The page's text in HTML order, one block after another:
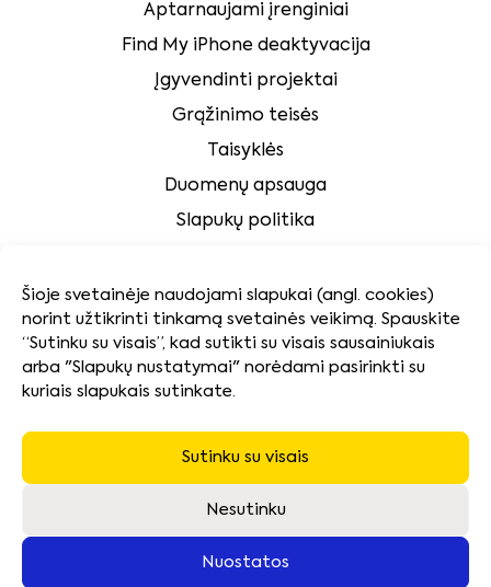
Šioje svetainėje naudojami slapukai (angl. cookies)
norint užtikrinti tinkamą svetainės veikimą. Spauskite
“Sutinku su visais”, kad sutikti su visais sausainiukais
arba "Slapukų nustatymai" norėdami pasirinkti su
kuriais slapukais sutinkate.
Sutinku su visais
Nesutinku
Nuostatos
Aptarnaujami įrenginiai
Find My iPhone deaktyvacija
Įgyvendinti projektai
Grąžinimo teisės
Taisyklės
Duomenų apsauga
Slapukų politika
Tvarumas
Kokybės ir aplinkosaugos politika
Naudotų baterijų surinkimas ir pakuočių atliekų
tvarkymas
Neatsiimtos įrangos utilizavimas